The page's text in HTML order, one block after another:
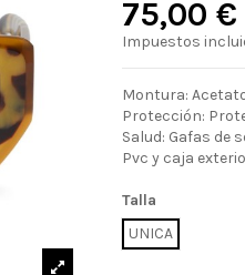
75,00 €
Impuestos
Montura:
Protección:
Salud: Gafas de
Pvc y caja
Talla
UNICA